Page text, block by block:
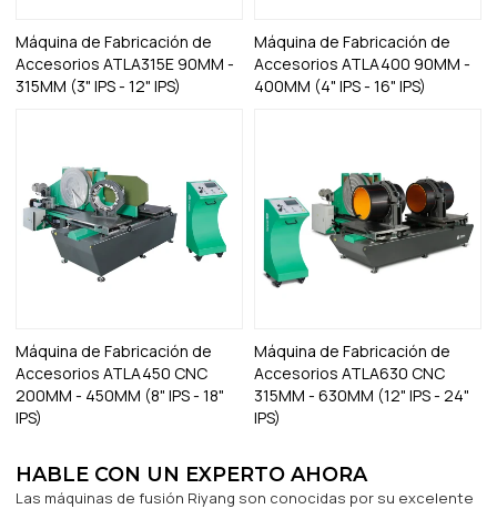
Máquina de Fabricación de
Accesorios ATLA315E 90MM -
315MM (3" IPS - 12" IPS)
Máquina de Fabricación de
Accesorios ATLA400 90MM -
400MM (4" IPS - 16" IPS)
Máquina de Fabricación de
Accesorios ATLA450 CNC
200MM - 450MM (8" IPS - 18"
IPS)
Máquina de Fabricación de
Accesorios ATLA630 CNC
315MM - 630MM (12" IPS - 24"
IPS)
HABLE CON UN EXPERTO AHORA
Las máquinas de fusión Riyang son conocidas por su excelente